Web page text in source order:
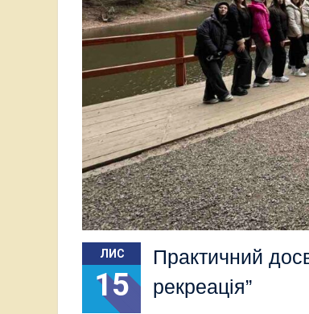
ЛИС
15
Практичний
рекреація”